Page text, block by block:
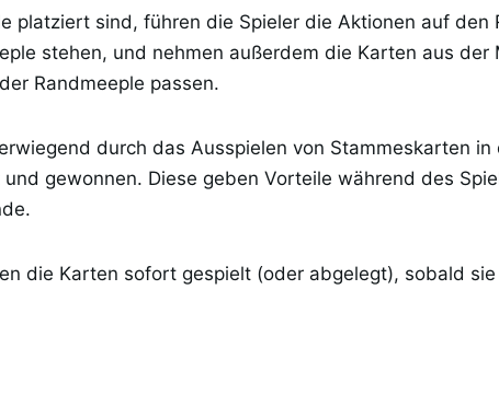
platziert sind, führen die Spieler die Aktionen auf den
stehen, und nehmen außerdem die Karten aus der
Randmeeple passen.
durch das Ausspielen von Stammeskarten in
gewonnen. Diese geben Vorteile während des
die Karten sofort gespielt (oder abgelegt), sobald sie